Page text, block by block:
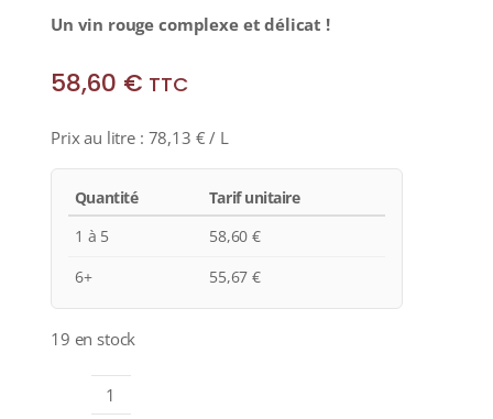
Un vin rouge complexe et délicat !
58,60 € TTC
Prix au litre : 78,13 € / L
Quantité
Tarif unitaire
1 à 5
58,60€
6+
55,67€
19 en stock
quantité